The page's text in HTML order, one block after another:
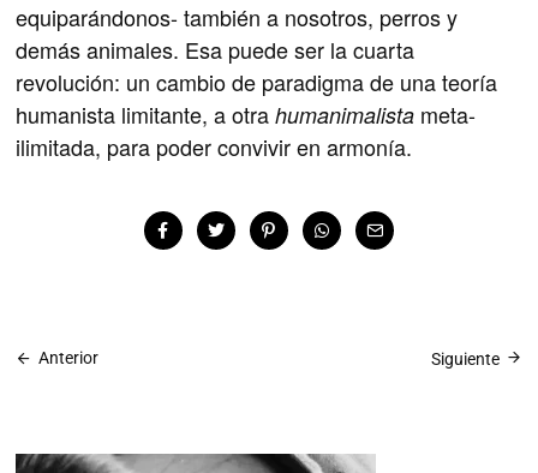
equiparándonos- también a nosotros, perros y
demás animales. Esa puede ser la cuarta
revolución: un cambio de paradigma de una teoría
humanista limitante, a otrahumanimalista meta-
ilimitada, para poder convivir en armonía.
Anterior Siguiente